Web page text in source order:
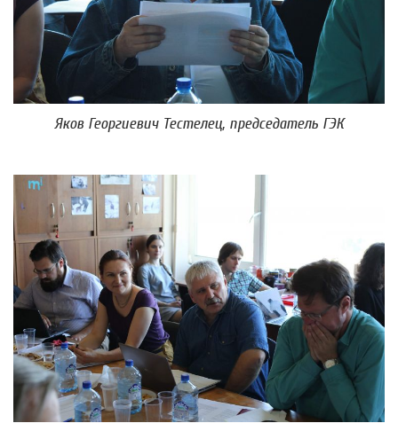
Яков Георгиевич Тестелец, председатель ГЭК